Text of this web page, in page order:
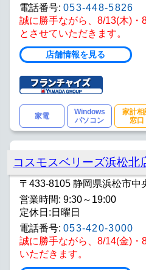
電話番号: 053-448-5826
誠に勝手ながら、8/13(木)・
とさせていただきます。
店舗情報を見る
家電
Windows
パソコン
家計相
窓口
コスモスベリーズ浜松北
〒433-8105 静岡県浜松市中
営業時間: 9:30～19:00
定休日:日曜日
電話番号: 053-420-3000
誠に勝手ながら、8/14(金)・
いただきます。